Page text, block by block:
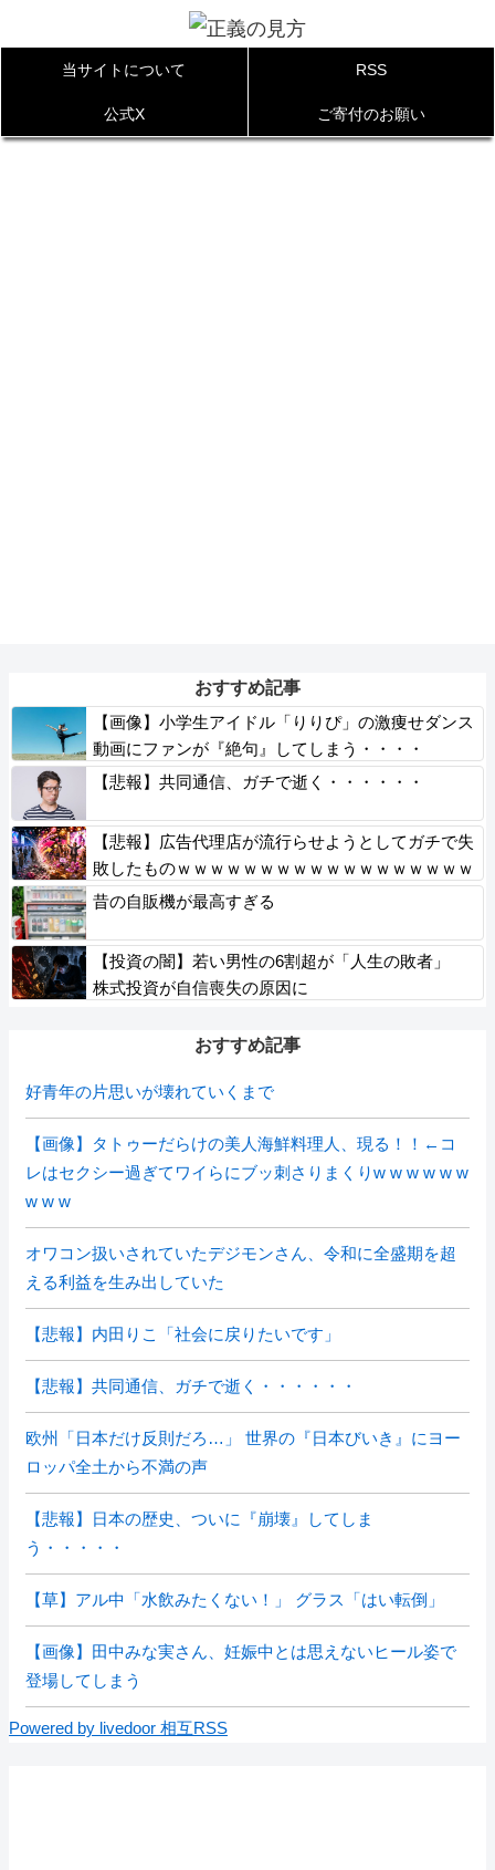
当サイトについて RSS
公式X ご寄付のお願い
おすすめ記事
【画像】小学生アイドル「りりぴ」の激痩せダンス
動画にファンが『絶句』してしまう・・・・
【悲報】共同通信、ガチで逝く・・・・・・
【悲報】広告代理店が流行らせようとしてガチで失
敗したものｗｗｗｗｗｗｗｗｗｗｗｗｗｗｗｗｗｗ
ｗｗ
昔の自販機が最高すぎる
【投資の闇】若い男性の6割超が「人生の敗者」
株式投資が自信喪失の原因に
おすすめ記事
好青年の片思いが壊れていくまで
【画像】タトゥーだらけの美人海鮮料理人、現る！！←コ
レはセクシー過ぎてワイらにブッ刺さりまくりw w w w w w
w w w
オワコン扱いされていたデジモンさん、令和に全盛期を超
える利益を生み出していた
【悲報】内田りこ「社会に戻りたいです」
【悲報】共同通信、ガチで逝く・・・・・・
欧州「日本だけ反則だろ…」 世界の『日本びいき』にヨー
ロッパ全土から不満の声
【悲報】日本の歴史、ついに『崩壊』してしま
う・・・・・
【草】アル中「水飲みたくない！」 グラス「はい転倒」
【画像】田中みな実さん、妊娠中とは思えないヒール姿で
登場してしまう
Powered by livedoor 相互RSS